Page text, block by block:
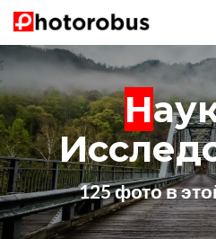
Наука и
125 фото в